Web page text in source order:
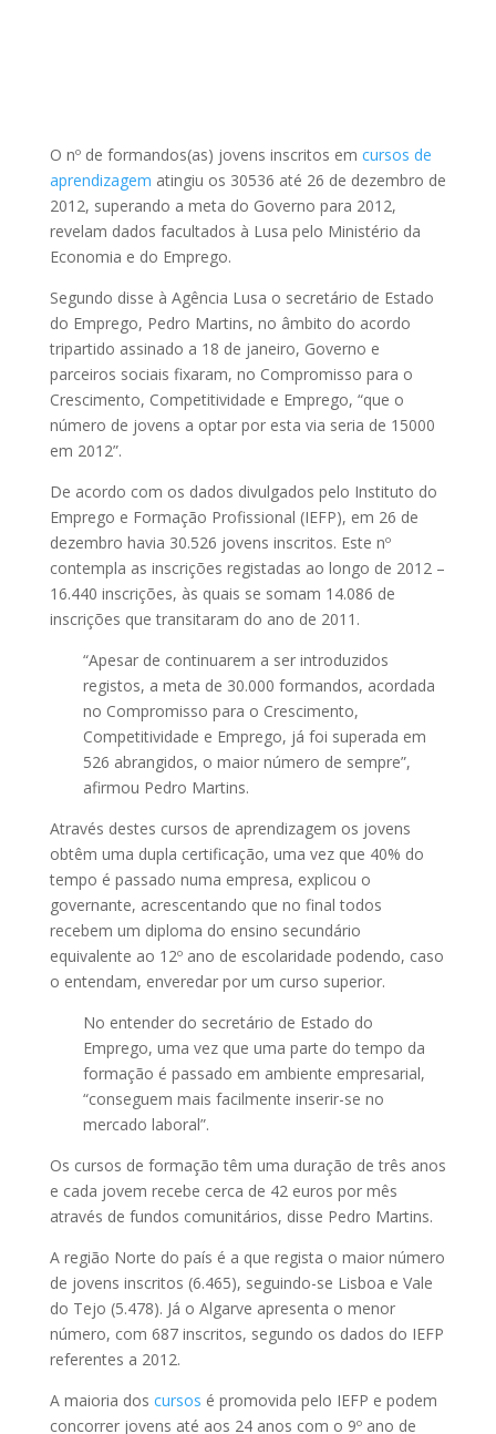
O nº de formandos(as) jovens inscritos em cursos de
aprendizagem atingiu os 30536 até 26 de dezembro de
2012, superando a meta do Governo para 2012,
revelam dados facultados à Lusa pelo Ministério da
Economia e do Emprego.
Segundo disse à Agência Lusa o secretário de Estado
do Emprego, Pedro Martins, no âmbito do acordo
tripartido assinado a 18 de janeiro, Governo e
parceiros sociais fixaram, no Compromisso para o
Crescimento, Competitividade e Emprego, “que o
número de jovens a optar por esta via seria de 15000
em 2012”.
De acordo com os dados divulgados pelo Instituto do
Emprego e Formação Profissional (IEFP), em 26 de
dezembro havia 30.526 jovens inscritos. Este nº
contempla as inscrições registadas ao longo de 2012 –
16.440 inscrições, às quais se somam 14.086 de
inscrições que transitaram do ano de 2011.
“Apesar de continuarem a ser introduzidos
registos, a meta de 30.000 formandos, acordada
no Compromisso para o Crescimento,
Competitividade e Emprego, já foi superada em
526 abrangidos, o maior número de sempre”,
afirmou Pedro Martins.
Através destes cursos de aprendizagem os jovens
obtêm uma dupla certificação, uma vez que 40% do
tempo é passado numa empresa, explicou o
governante, acrescentando que no final todos
recebem um diploma do ensino secundário
equivalente ao 12º ano de escolaridade podendo, caso
o entendam, enveredar por um curso superior.
No entender do secretário de Estado do
Emprego, uma vez que uma parte do tempo da
formação é passado em ambiente empresarial,
“conseguem mais facilmente inserir-se no
mercado laboral”.
Os cursos de formação têm uma duração de três anos
e cada jovem recebe cerca de 42 euros por mês
através de fundos comunitários, disse Pedro Martins.
A região Norte do país é a que regista o maior número
de jovens inscritos (6.465), seguindo-se Lisboa e Vale
do Tejo (5.478). Já o Algarve apresenta o menor
número, com 687 inscritos, segundo os dados do IEFP
referentes a 2012.
A maioria dos cursos é promovida pelo IEFP e podem
concorrer jovens até aos 24 anos com o 9º ano de